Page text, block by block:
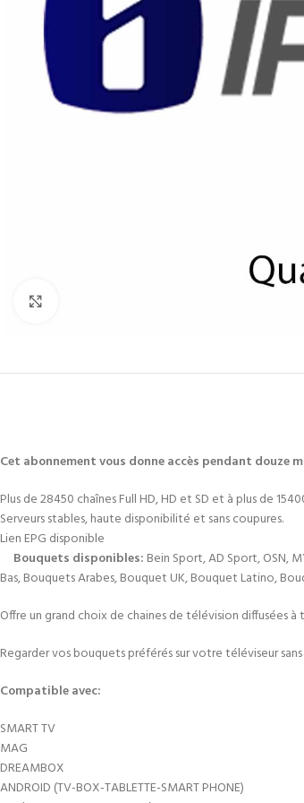
Cet abonnement vous donne accès pendant douze
Plus de 28450 chaînes Full HD, HD et SD et à plus de
Serveurs stables, haute disponibilité et sans coupures.
Lien EPG disponible
Bouquets disponibles: Bein Sport, AD Sport, OSN,
Bas, Bouquets Arabes, Bouquet UK, Bouquet Latino,
Offre un grand choix de chaines de télévision diffusées à
Regarder vos bouquets préférés sur votre téléviseur
Compatible avec:
SMART TV
MAG
DREAMBOX
ANDROID (TV-BOX-TABLETTE-SMART PHONE)